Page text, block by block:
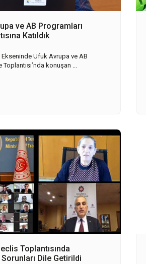
ve AB Programları
Katıldık
Ufuk Avrupa ve AB
konuşan ...
Toplantısında
Dile Getirildi